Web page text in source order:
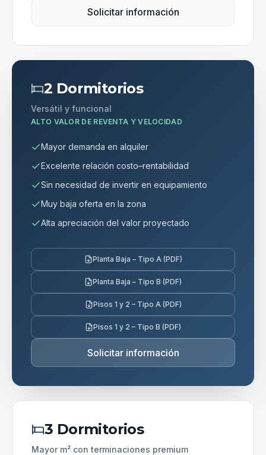
Solicitar información
2 Dormitorios
Versátil y funcional
ALTO VALOR DE REVENTA Y VELOCIDAD
Mayor demanda en alquiler
Excelente relación costo–rentabilidad
Sin necesidad de invertir en equipamiento
Muy baja oferta en la zona
Alta apreciación del valor proyectado
Planta Baja – Tipo A (PDF)
Planta Baja – Tipo B (PDF)
Pisos 1 y 2 – Tipo A (PDF)
Pisos 1 y 2 – Tipo B (PDF)
Solicitar información
3 Dormitorios
Mayor m² con terminaciones premium